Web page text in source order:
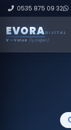
0535 875 09 32
EVORA DIJITAL
V — Value (İş Değeri)